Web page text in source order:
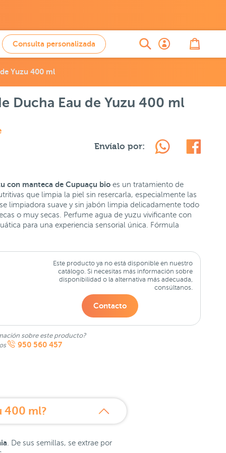
Consulta personalizada
Yuzu 400 ml
Ducha Eau de Yuzu 400 ml
Envíalo por:
con manteca de Cupuaçu bio es un tratamiento de
que limpia la piel sin resercarla, especialmente las
limpiadora suave y sin jabón limpia delicadamente todo
o muy secas. Perfume agua de yuzu vivificante con
para una experiencia sensorial única. Fórmula
Este producto ya no está disponible en nuestro
catálogo. Si necesitas más información sobre
disponibilidad o la alternativa más adecuada,
consúltanos.
Contacto
sobre este producto?
950 560 457
400 ml?
. De sus semillas, se extrae por